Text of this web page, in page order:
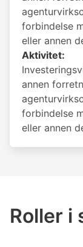
forbindelse
eller annen
Aktivitet:
annen
forbindelse
eller annen
Roller i